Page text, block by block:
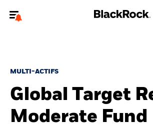
Nous connaître
Produits
MULTI-ACTIFS
Global Target
Moderate Fund